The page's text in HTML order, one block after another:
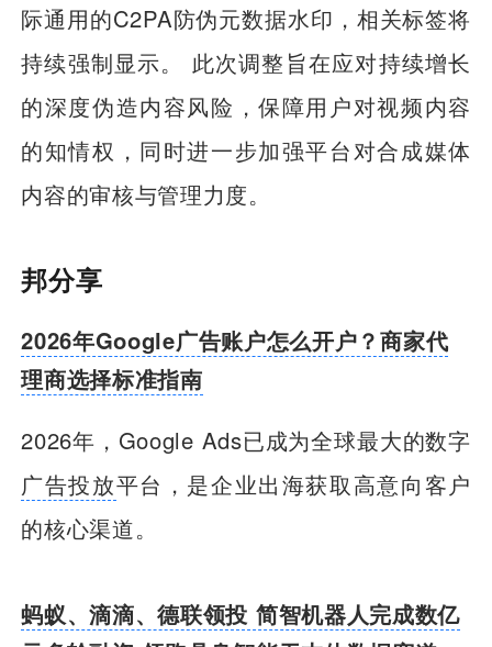
际通用的C2PA防伪元数据水印，相关标签将
持续强制显示。 此次调整旨在应对持续增长
的深度伪造内容风险，保障用户对视频内容
的知情权，同时进一步加强平台对合成媒体
内容的审核与管理力度。
邦分享
2026年Google广告账户怎么开户？商家代
理商选择标准指南
2026年，Google Ads已成为全球最大的数字
广告投放平台，是企业出海获取高意向客户
的核心渠道。
蚂蚁、滴滴、德联领投 简智机器人完成数亿